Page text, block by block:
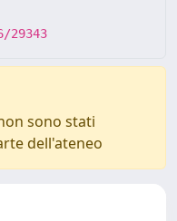
sono stati
dell'ateneo